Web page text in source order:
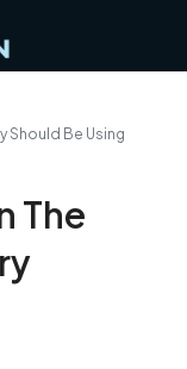
Should Be Using
The